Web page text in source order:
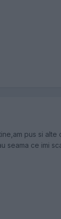
pus si
seama ce imi